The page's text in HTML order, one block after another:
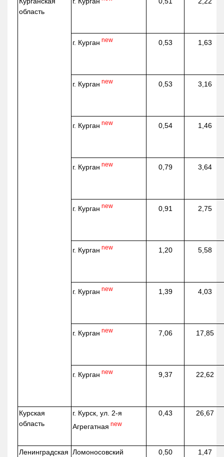
область
г. Курган new 0,53 1,63
г. Курган new 0,53 3,16
г. Курган new 0,54 1,46
г. Курган new 0,79 3,64
г. Курган new 0,91 2,75
г. Курган new 1,20 5,58
г. Курган new 1,39 4,03
г. Курган new 7,06 17,85
г. Курган new 9,37 22,62
Курская
область
г. Курск, ул. 2-я
Агрегатная new
0,43 26,67
Ленинградская Ломоносовский
0,50 1,47